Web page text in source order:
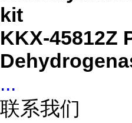
kit
KKX-45812Z
...
联系我们